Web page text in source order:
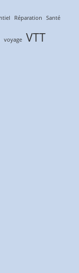
Réparation Santé
voyage VTT